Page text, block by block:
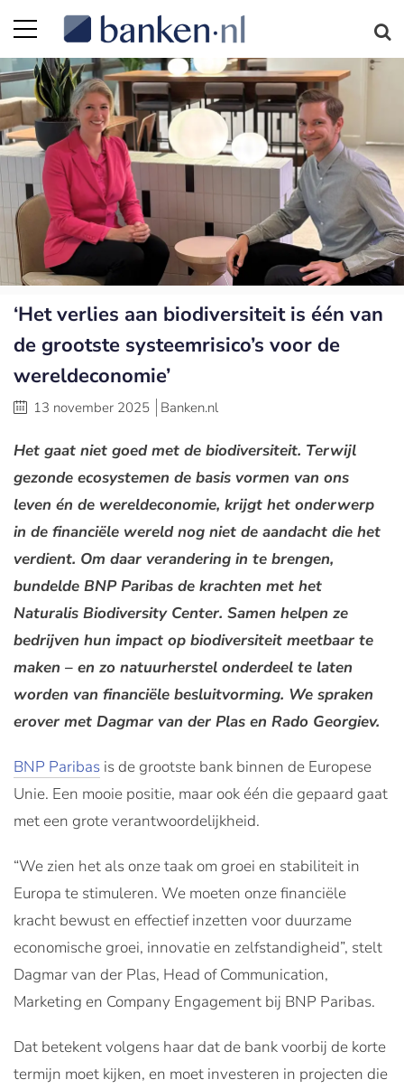
‘Het verlies aan biodiversiteit is één van
de grootste systeemrisico’s voor de
wereldeconomie’
13 november 2025 Banken.nl
Het gaat niet goed met de biodiversiteit. Terwijl
gezonde ecosystemen de basis vormen van ons
leven én de wereldeconomie, krijgt het onderwerp
in de financiële wereld nog niet de aandacht die het
verdient. Om daar verandering in te brengen,
bundelde BNP Paribas de krachten met het
Naturalis Biodiversity Center. Samen helpen ze
bedrijven hun impact op biodiversiteit meetbaar te
maken – en zo natuurherstel onderdeel te laten
worden van financiële besluitvorming. We spraken
erover met Dagmar van der Plas en Rado Georgiev.
BNP Paribas is de grootste bank binnen de Europese
Unie. Een mooie positie, maar ook één die gepaard gaat
met een grote verantwoordelijkheid.
“We zien het als onze taak om groei en stabiliteit in
Europa te stimuleren. We moeten onze financiële
kracht bewust en effectief inzetten voor duurzame
economische groei, innovatie en zelfstandigheid”, stelt
Dagmar van der Plas, Head of Communication,
Marketing en Company Engagement bij BNP Paribas.
Dat betekent volgens haar dat de bank voorbij de korte
termijn moet kijken, en moet investeren in projecten die